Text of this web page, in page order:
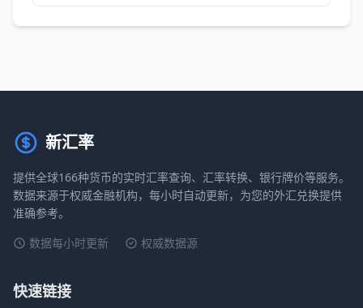
新汇率
提供全球166种货币的实时汇率查询、汇率转换、银行牌价等服务。
数据来源于权威金融机构，每小时自动更新，为您的外汇兑换提供
准确参考。
数据每小时更新
权威数据源
快速链接